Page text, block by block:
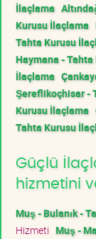
İlaçlama
Kurusu İlaçlama
Tahta Kurusu
Haymana -
İlaçlama
Şereflikoçhisar -
Kurusu İlaçlama
Tahta Kurusu
Güçlü
hizmetini
Muş - Bulanık -
Hizmeti Muş -